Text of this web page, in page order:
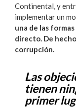
Continental, y
implementar un
una de las
directo. De
corrupción.
Las
tienen
primer